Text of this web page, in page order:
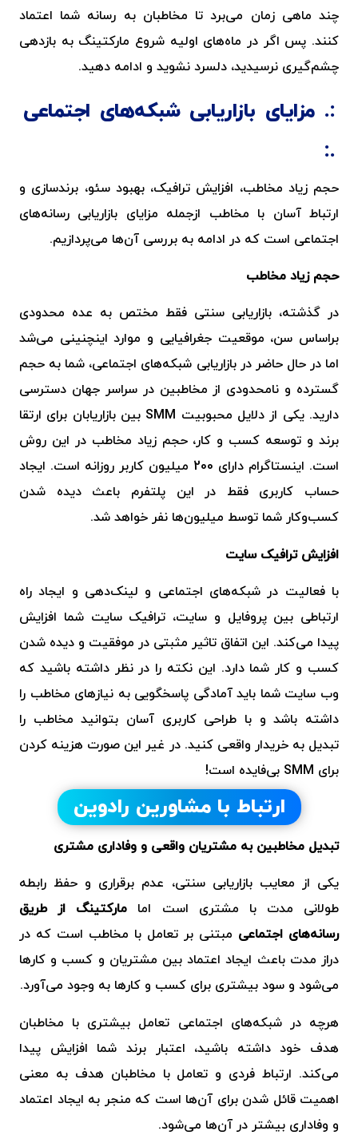
چند ماهی زمان می‌برد تا مخاطبان به رسانه شما اعتماد
کنند. پس اگر در ماه‌های اولیه شروع مارکتینگ به بازدهی
چشم‌گیری نرسیدید، دلسرد نشوید و ادامه دهید.
مزایای بازاریابی شبکه‌های اجتماعی
حجم زیاد مخاطب، افزایش ترافیک، بهبود سئو، برندسازی و
ارتباط آسان با مخاطب ازجمله مزایای بازاریابی رسانه‌های
اجتماعی است که در ادامه به بررسی آن‌ها می‌پردازیم.
حجم زیاد مخاطب
در گذشته، بازاریابی سنتی فقط مختص به عده محدودی
براساس سن، موقعیت جغرافیایی و موارد اینچنینی می‌شد
اما در حال حاضر در بازاریابی شبکه‌های اجتماعی، شما به حجم
گسترده و نامحدودی از مخاطبین در سراسر جهان دسترسی
دارید. یکی از دلایل محبوبیت SMM بین بازاریابان برای ارتقا
برند و توسعه کسب و کار، حجم زیاد مخاطب در این روش
است.
اینستاگرام دارای 200 میلیون کاربر روزانه است. ایجاد
حساب کاربری فقط در این پلتفرم باعث دیده شدن
کسب‌وکار شما توسط میلیون‌ها نفر خواهد شد.
افزایش ترافیک سایت
با فعالیت در شبکه‌های اجتماعی و لینک‌دهی و ایجاد راه
ارتباطی بین پروفایل و سایت، ترافیک سایت شما افزایش
پیدا می‌کند. این اتفاق تاثیر مثبتی در موفقیت و دیده شدن
کسب و کار شما دارد. این نکته را در نظر داشته باشید که
وب سایت شما باید آمادگی پاسخگویی به نیازهای مخاطب را
داشته باشد و با طراحی کاربری آسان بتوانید مخاطب را
تبدیل به خریدار واقعی کنید. در غیر این صورت هزینه کردن
برای SMM بی‌فایده است!
ارتباط با مشاورین رادوین
تبدیل مخاطبین به مشتریان واقعی و وفاداری مشتری
یکی از معایب بازاریابی سنتی، عدم برقراری و حفظ رابطه
طولانی مدت با مشتری است اما مارکتینگ از طریق
رسانه‌های اجتماعی مبتنی بر تعامل با مخاطب است که در
دراز مدت باعث ایجاد اعتماد بین مشتریان و کسب و کارها
می‌شود و سود بیشتری برای کسب و کارها به وجود می‌آورد.
هرچه در شبکه‌های اجتماعی تعامل بیشتری با مخاطبان
هدف خود داشته باشید، اعتبار برند شما افزایش پیدا
می‌کند. ارتباط فردی و تعامل با مخاطبان هدف به معنی
اهمیت قائل شدن برای آن‌ها است که منجر به ایجاد اعتماد
و وفاداری بیشتر در آن‌ها می‌شود.